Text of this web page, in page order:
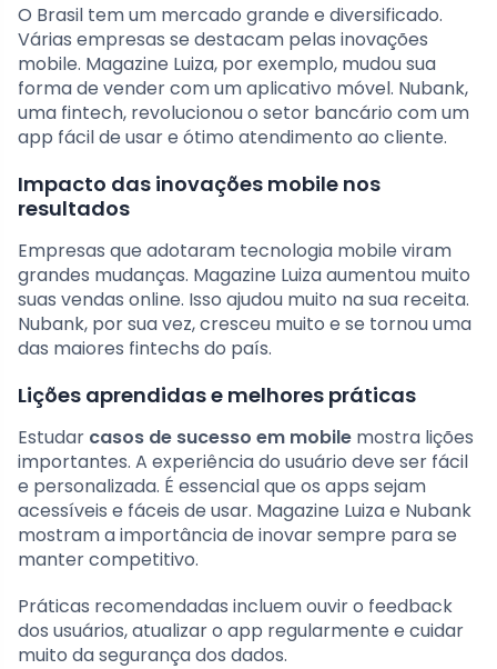
O Brasil tem um mercado grande e diversificado.
Várias empresas se destacam pelas inovações
mobile. Magazine Luiza, por exemplo, mudou sua
forma de vender com um aplicativo móvel. Nubank,
uma fintech, revolucionou o setor bancário com um
app fácil de usar e ótimo atendimento ao cliente.
Impacto das inovações mobile nos
resultados
Empresas que adotaram tecnologia mobile viram
grandes mudanças. Magazine Luiza aumentou muito
suas vendas online. Isso ajudou muito na sua receita.
Nubank, por sua vez, cresceu muito e se tornou uma
das maiores fintechs do país.
Lições aprendidas e melhores práticas
Estudar casos de sucesso em mobile mostra lições
importantes. A experiência do usuário deve ser fácil
e personalizada. É essencial que os apps sejam
acessíveis e fáceis de usar. Magazine Luiza e Nubank
mostram a importância de inovar sempre para se
manter competitivo.
Práticas recomendadas incluem ouvir o feedback
dos usuários, atualizar o app regularmente e cuidar
muito da segurança dos dados.